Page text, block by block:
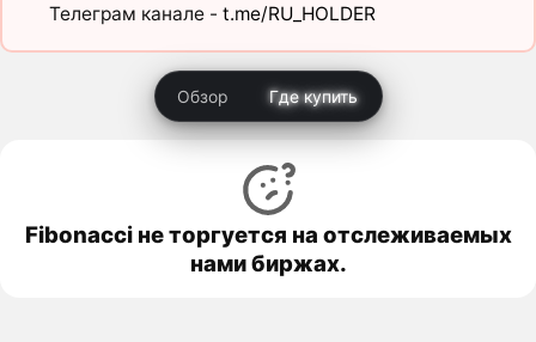
Телеграм канале - t.me/RU_HOLDER
Обзор Где купить
Fibonacci не торгуется на отслеживаемых
нами биржах.